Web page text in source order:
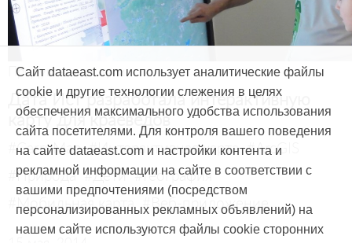
Продукты и услуги
Дата Ист разработала интерактивную
карту для краеведов
#CarryMap #Интерактивная карта #ArcGIS
#Природа #Дети #География
#Мобильная карта #Веб-приложение
Сайт dataeast.com использует аналитические файлы
cookie и другие технологии слежения в целях
обеспечения максимального удобства использования
сайта посетителями. Для контроля вашего поведения
на сайте dataeast.com и настройки контента и
рекламной информации на сайте в соответствии с
вашими предпочтениями (посредством
персонализированных рекламных объявлений) на
нашем сайте используются файлы cookie сторонних